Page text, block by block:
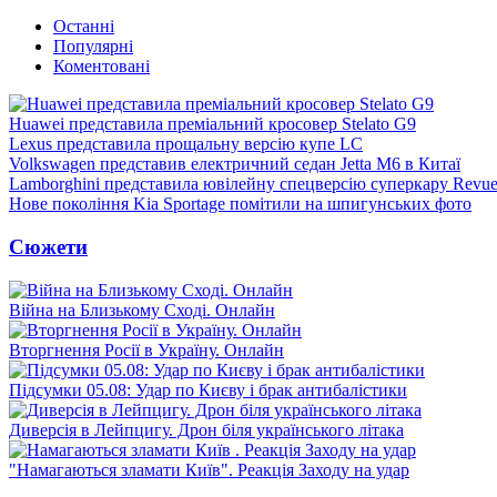
Останні
Популярні
Коментовані
Huawei представила преміальний кросовер Stelato G9
Lexus представила прощальну версію купе LC
Volkswagen представив електричний седан Jetta M6 в Китаї
Lamborghini представила ювілейну спецверсію суперкару
Нове покоління Kia Sportage помітили на шпигунських фото
Сюжети
Війна на Близькому Сході. Онлайн
Вторгнення Росії в Україну. Онлайн
Підсумки 05.08: Удар по Києву і брак антибалістики
Диверсія в Лейпцигу. Дрон біля українського літака
"Намагаються зламати Київ". Реакція Заходу на удар